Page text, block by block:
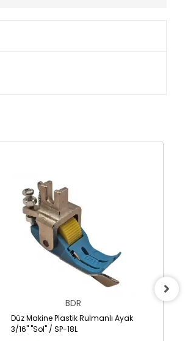
BDR
Düz Makine Plastik Rulmanlı Ayak
3/16" "Sol" / SP-18L